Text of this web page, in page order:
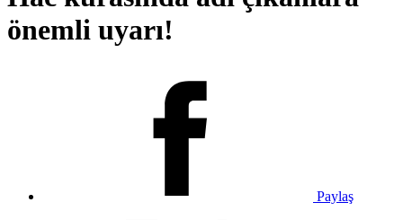
önemli uyarı!
Paylaş